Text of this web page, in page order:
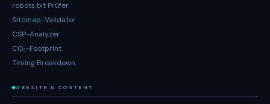
robots.txt Prüfer
Sitemap-Validator
CSP-Analyzer
CO₂-Footprint
Timing Breakdown
WEBSITE & CONTENT